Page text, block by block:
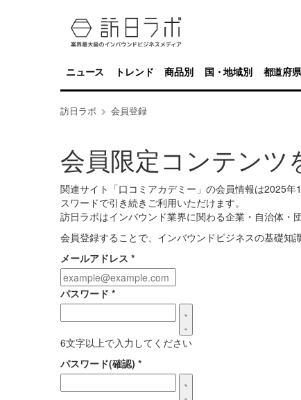
ニュース トレンド 商品別 国・地域別 都道府
訪日ラボ 会員登録
会員限定コンテンツ
関連サイト「口コミアカデミー」の会員情報は2025
スワードで引き続きご利用いただけます。
訪日ラボはインバウンド業界に関わる企業・自治体・
会員登録することで、インバウンドビジネスの基礎知
メールアドレス *
パスワード *
6文字以上で入力してください
パスワード(確認) *